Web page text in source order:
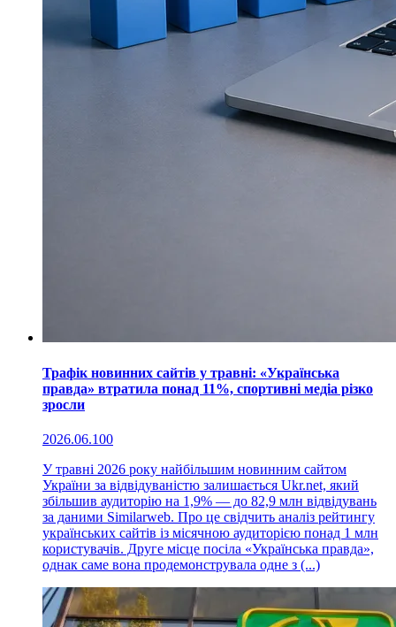
Трафік новинних сайтів у травні: «Українська
правда» втратила понад 11%, спортивні медіа різко
зросли
2026.06.100
У травні 2026 року найбільшим новинним сайтом
України за відвідуваністю залишається Ukr.net, який
збільшив аудиторію на 1,9% — до 82,9 млн відвідувань
за даними Similarweb. Про це свідчить аналіз рейтингу
українських сайтів із місячною аудиторією понад 1 млн
користувачів. Друге місце посіла «Українська правда»,
однак саме вона продемонструвала одне з (...)